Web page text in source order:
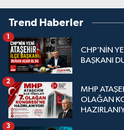
Trend Haberler
CHP’NİN
BAŞKANI
1
MHP
OLAĞAN
2
3